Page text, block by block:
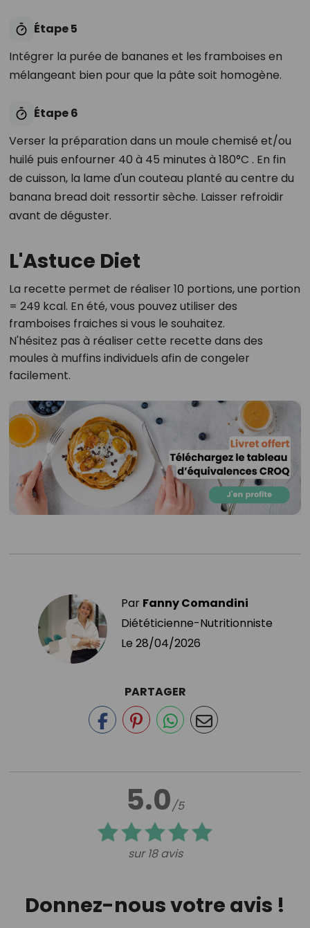
Étape 5
Intégrer la purée de bananes et les framboises en
mélangeant bien pour que la pâte soit homogène.
Étape 6
Verser la préparation dans un moule chemisé et/ou
huilé puis enfourner 40 à 45 minutes à 180°C . En fin
de cuisson, la lame d'un couteau planté au centre du
banana bread doit ressortir sèche. Laisser refroidir
avant de déguster.
L'Astuce Diet
La recette permet de réaliser 10 portions, une portion
= 249 kcal. En été, vous pouvez utiliser des
framboises fraiches si vous le souhaitez.
N'hésitez pas à réaliser cette recette dans des
moules à muffins individuels afin de congeler
facilement.
Par Fanny Comandini
Diététicienne-Nutritionniste
Le 28/04/2026
5.0/5
sur 18 avis
PARTAGER
Donnez-nous votre avis !